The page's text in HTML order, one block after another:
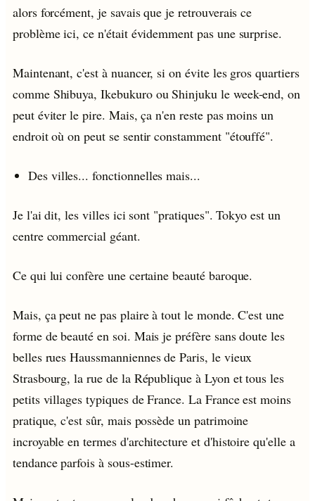
alors forcément, je savais que je retrouverais ce
problème ici, ce n'était évidemment pas une surprise.
Maintenant, c'est à nuancer, si on évite les gros quartiers
comme Shibuya, Ikebukuro ou Shinjuku le week-end, on
peut éviter le pire. Mais, ça n'en reste pas moins un
endroit où on peut se sentir constamment "étouffé".
Des villes... fonctionnelles mais...
Je l'ai dit, les villes ici sont "pratiques". Tokyo est un
centre commercial géant.
Ce qui lui confère une certaine beauté baroque.
Mais, ça peut ne pas plaire à tout le monde. C'est une
forme de beauté en soi. Mais je préfère sans doute les
belles rues Haussmanniennes de Paris, le vieux
Strasbourg, la rue de la République à Lyon et tous les
petits villages typiques de France. La France est moins
pratique, c'est sûr, mais possède un patrimoine
incroyable en termes d'architecture et d'histoire qu'elle a
tendance parfois à sous-estimer.